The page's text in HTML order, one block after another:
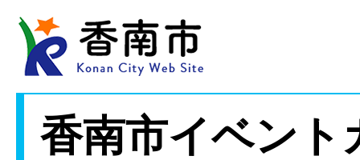
香南市イベント